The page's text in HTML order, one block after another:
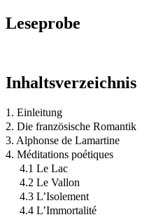
Leseprobe
Inhaltsverzeichnis
1. Einleitung
2. Die französische Romantik
3. Alphonse de Lamartine
4. Méditations poétiques
4.1 Le Lac
4.2 Le Vallon
4.3 L’Isolement
4.4 L’Immortalité